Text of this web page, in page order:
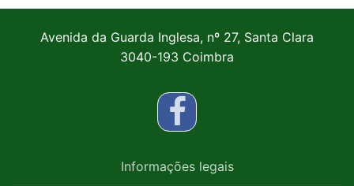
Avenida da Guarda Inglesa, nº 27, Santa Clara
3040-193 Coimbra
Informações legais